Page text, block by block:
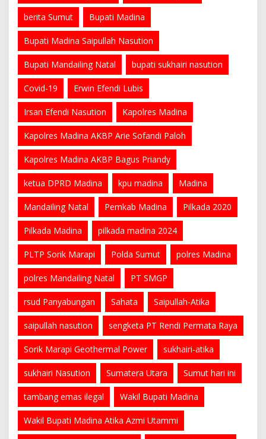
berita Sumut Bupati Madina
Bupati Madina Saipullah Nasution
Bupati Mandailing Natal bupati sukhairi nasution
Covid-19 Erwin Efendi Lubis
Irsan Efendi Nasution Kapolres Madina
Kapolres Madina AKBP Arie Sofandi Paloh
Kapolres Madina AKBP Bagus Priandy
ketua DPRD Madina kpu madina Madina
Mandailing Natal Pemkab Madina Pilkada 2020
Pilkada Madina pilkada madina 2024
PLTP Sorik Marapi Polda Sumut polres Madina
polres Mandailing Natal PT SMGP
rsud Panyabungan Sahata Saipullah-Atika
saipullah nasution sengketa PT Rendi Permata Raya
Sorik Marapi Geothermal Power sukhairi-atika
sukhairi Nasution Sumatera Utara Sumut hari ini
tambang emas ilegal Wakil Bupati Madina
Wakil Bupati Madina Atika Azmi Utammi